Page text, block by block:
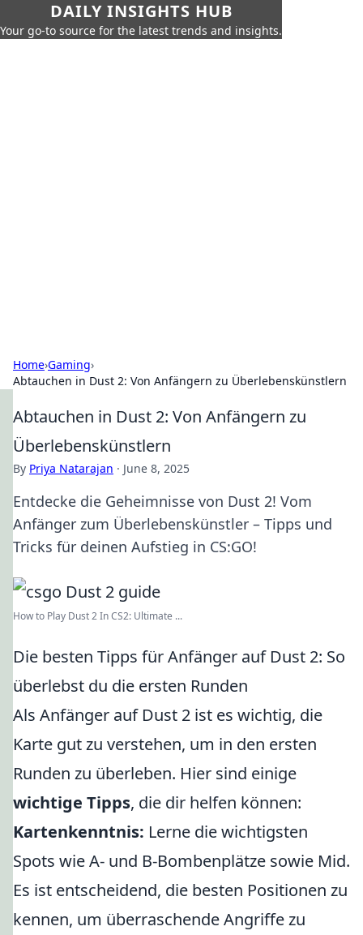
DAILY INSIGHTS HUB
Your go-to source for the latest trends and insights.
Home›Gaming›
Abtauchen in Dust 2: Von Anfängern zu Überlebenskünstlern
Abtauchen in Dust 2: Von Anfängern zu
Überlebenskünstlern
By Priya Natarajan · June 8, 2025
Entdecke die Geheimnisse von Dust 2! Vom
Anfänger zum Überlebenskünstler – Tipps und
Tricks für deinen Aufstieg in CS:GO!
How to Play Dust 2 In CS2: Ultimate ...
Die besten Tipps für Anfänger auf Dust 2: So
überlebst du die ersten Runden
Als Anfänger auf Dust 2 ist es wichtig, die
Karte gut zu verstehen, um in den ersten
Runden zu überleben. Hier sind einige
wichtige Tipps, die dir helfen können:
Kartenkenntnis: Lerne die wichtigsten
Spots wie A- und B-Bombenplätze sowie Mid.
Es ist entscheidend, die besten Positionen zu
kennen, um überraschende Angriffe zu